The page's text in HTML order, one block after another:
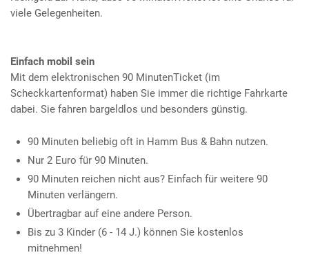
viele Gelegenheiten.
Einfach mobil sein
Mit dem elektronischen 90 MinutenTicket (im
Scheckkartenformat) haben Sie immer die richtige Fahrkarte
dabei. Sie fahren bargeldlos und besonders günstig.
90 Minuten beliebig oft in Hamm Bus & Bahn nutzen.
Nur 2 Euro für 90 Minuten.
90 Minuten reichen nicht aus? Einfach für weitere 90
Minuten verlängern.
Übertragbar auf eine andere Person.
Bis zu 3 Kinder (6 - 14 J.) können Sie kostenlos
mitnehmen!